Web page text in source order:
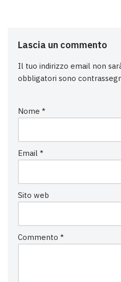
Lascia un commento
Il tuo indirizzo email non
obbligatori sono
Nome *
Email *
Sito web
Commento *